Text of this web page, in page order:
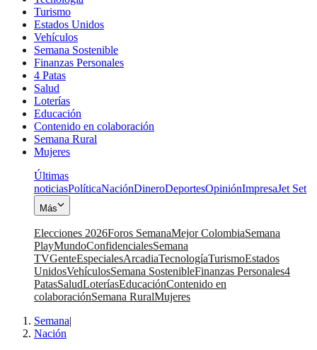
Turismo
Estados Unidos
Vehículos
Semana Sostenible
Finanzas Personales
4 Patas
Salud
Loterías
Educación
Contenido en colaboración
Semana Rural
Mujeres
Últimas
noticiasPolíticaNaciónDineroDeportesOpiniónImpresaJet Set
Más
Elecciones 2026Foros SemanaMejor ColombiaSemana
PlayMundoConfidencialesSemana
TVGenteEspecialesArcadiaTecnologíaTurismoEstados
UnidosVehículosSemana SostenibleFinanzas Personales4
PatasSaludLoteríasEducaciónContenido en
colaboraciónSemana RuralMujeres
Semana|
Nación